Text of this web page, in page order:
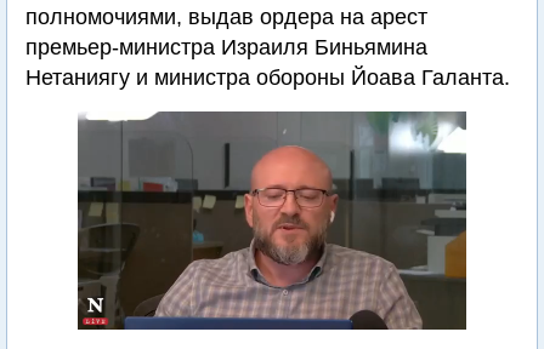
полномочиями, выдав ордера на арест
премьер-министра Израиля Биньямина
Нетаниягу и министра обороны Йоава Галанта.